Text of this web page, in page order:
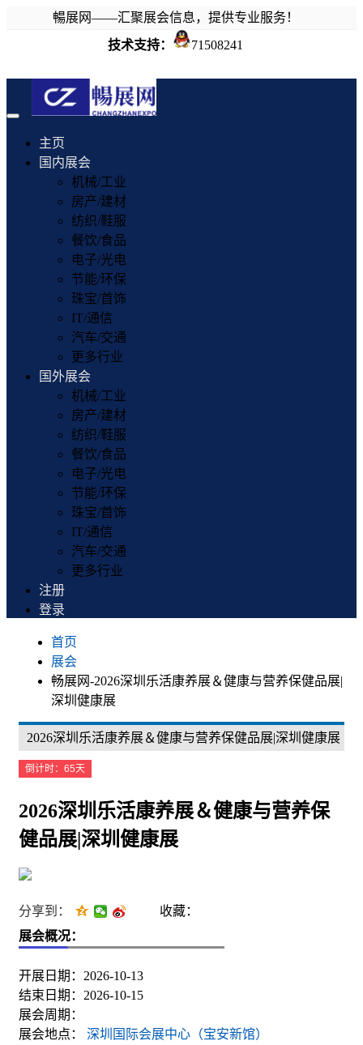
暢展网——汇聚展会信息，提供专业服务！
技术支持：
71508241
Toggle
navigation
主页
国内展会
机械/工业
房产/建材
纺织/鞋服
餐饮/食品
电子/光电
节能/环保
珠宝/首饰
IT/通信
汽车/交通
更多行业
国外展会
机械/工业
房产/建材
纺织/鞋服
餐饮/食品
电子/光电
节能/环保
珠宝/首饰
IT/通信
汽车/交通
更多行业
注册
登录
首页
展会
畅展网-2026深圳乐活康养展＆健康与营养保健品展|
深圳健康展
2026深圳乐活康养展＆健康与营养保健品展|深圳健康展
倒计时：65天
2026深圳乐活康养展＆健康与营养保
健品展|深圳健康展
分享到：
收藏：
展会概况：
开展日期：2026-10-13
结束日期：2026-10-15
展会周期：
展会地点：
深圳国际会展中心（宝安新馆）